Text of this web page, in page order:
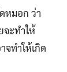
หมอก ว่า
จะทำให้
ทำให้เกิด